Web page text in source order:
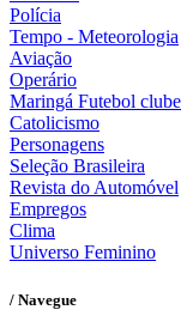
Polícia
Tempo - Meteorologia
Aviação
Operário
Maringá Futebol clube
Catolicismo
Personagens
Seleção Brasileira
Revista do Automóvel
Empregos
Clima
Universo Feminino
/ Navegue